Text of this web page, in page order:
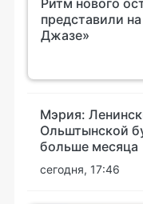
представили
Джазе»
Мэрия:
Ольштынской
больше месяца
сегодня, 17:46